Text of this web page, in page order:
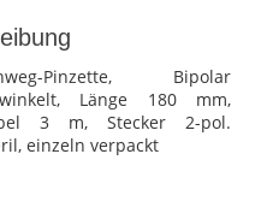
Pinzette, Bipolar
Länge 180 mm,
3 m, Stecker 2-pol.
einzeln verpackt